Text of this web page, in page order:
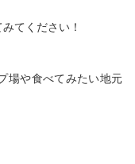
てください！
場や食べてみたい地元